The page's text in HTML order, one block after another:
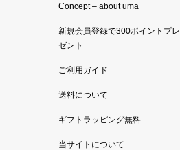
Concept – about uma
新規会員登録で300ポイントプレ
ゼント
ご利用ガイド
送料について
ギフトラッピング無料
当サイトについて